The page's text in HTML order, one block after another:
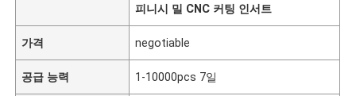
피니시 밀 CNC 커팅 인서트
가격 negotiable
공급 능력 1-10000pcs 7일